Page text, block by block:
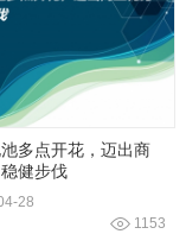
多点开花，迈出商
健步伐
28
1153